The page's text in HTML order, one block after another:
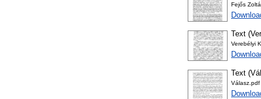
Fejős
Text
Verebélyi
Text
Válasz.pdf